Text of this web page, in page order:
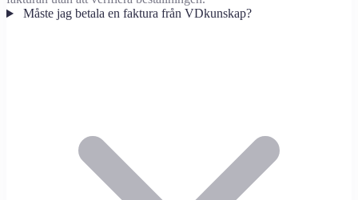
Måste jag betala en faktura från VDkunskap?